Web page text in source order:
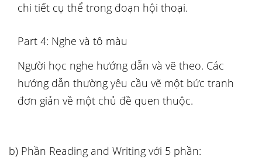
chi tiết cụ thể trong đoạn hội thoại.
Part 4: Nghe và tô màu
Người học nghe hướng dẫn và vẽ theo. Các
hướng dẫn thường yêu cầu vẽ một bức tranh
đơn giản về một chủ đề quen thuộc.
b) Phần Reading and Writing với 5 phần: